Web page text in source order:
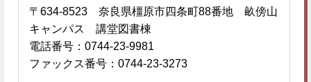
〒634-8523 奈良県橿原市四条町88番地 畝傍山
キャンパス 講堂図書棟
電話番号：0744-23-9981
ファックス番号：0744-23-3273